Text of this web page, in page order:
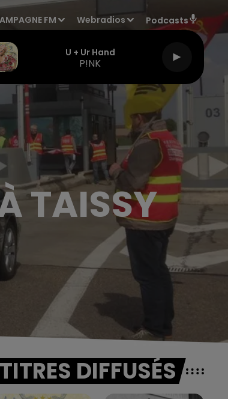
FM Webradios Podcasts
U + Ur Hand
P!NK
TAISSY
TITRES DIFFUSÉS